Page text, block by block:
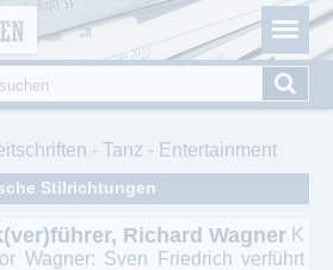
- Das unabhängige Portal für
& eBooks
- Tanz - Entertainment
Stilrichtungen
Richard Wagner K
Wagner: Sven Friedrich verführt